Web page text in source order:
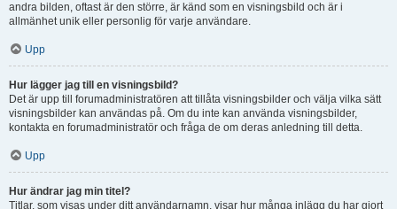
andra bilden, oftast är den större, är känd som en visningsbild och är i
allmänhet unik eller personlig för varje användare.
Upp
Hur lägger jag till en visningsbild?
Det är upp till forumadministratören att tillåta visningsbilder och välja vilka sätt
visningsbilder kan användas på. Om du inte kan använda visningsbilder,
kontakta en forumadministratör och fråga de om deras anledning till detta.
Upp
Hur ändrar jag min titel?
Titlar, som visas under ditt användarnamn, visar hur många inlägg du har gjort